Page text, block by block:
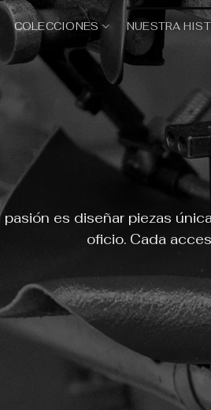
COLECCIONES NUESTRA
pasión es diseñar piezas
oficio. Cada